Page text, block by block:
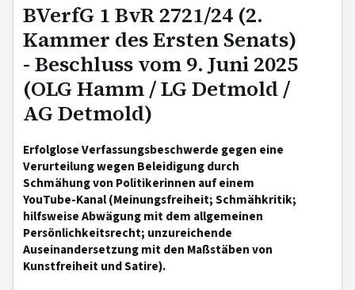
BVerfG 1 BvR 2721/24 (2.
Kammer des Ersten Senats)
- Beschluss vom 9. Juni 2025
(OLG Hamm / LG Detmold /
AG Detmold)
Erfolglose Verfassungsbeschwerde gegen eine
Verurteilung wegen Beleidigung durch
Schmähung von Politikerinnen auf einem
YouTube-Kanal (Meinungsfreiheit; Schmähkritik;
hilfsweise Abwägung mit dem allgemeinen
Persönlichkeitsrecht; unzureichende
Auseinandersetzung mit den Maßstäben von
Kunstfreiheit und Satire).